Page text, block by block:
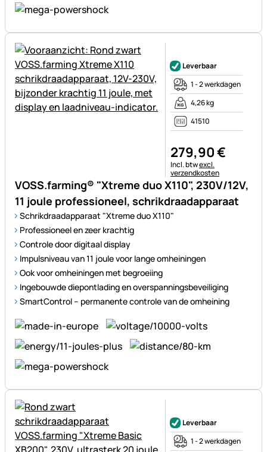
VOSS.farming® "Xtreme duo X110", 230V/12V,
11 joule professioneel, schrikdraadapparaat
Schrikdraadapparaat "Xtreme duo X110"
Professioneel en zeer krachtig
Controle door digitaal display
Impulsniveau van 11 joule voor lange omheiningen
Ook voor omheiningen met begroeiing
Ingebouwde diepontlading en overspanningsbeveiliging
SmartControl – permanente controle van de omheining
Leverbaar
1 - 2 werkdagen
4,26 kg
41510
279,90€
Belastinginformatie:
Incl. btwexcl.
verzendkosten
Leverbaar
1 - 2 werkdagen